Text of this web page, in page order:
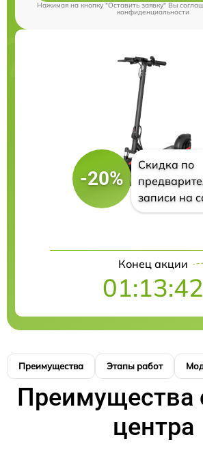
Нажимая на кнопку "Оставить заявку" Вы
конфиденциальности
-20%
Скидка по
записи на
Конец акции
01:13:41
Преимущества Этапы работ
Преимущества
центра